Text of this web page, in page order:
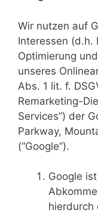
Wir nutzen auf
Interessen (d.h.
Optimierung
unseres
Abs. 1 lit. f.
Remarketing-
Services”) der
Parkway,
(“Google”).
Google
hierdurch